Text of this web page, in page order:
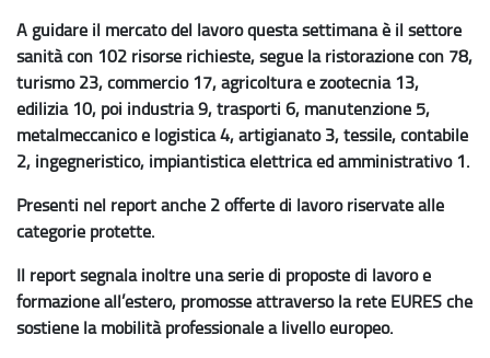
A guidare il mercato del lavoro questa settimana è il settore
sanità con 102 risorse richieste, segue la ristorazione con 78,
turismo 23, commercio 17, agricoltura e zootecnia 13,
edilizia 10, poi industria 9, trasporti 6, manutenzione 5,
metalmeccanico e logistica 4, artigianato 3, tessile, contabile
2, ingegneristico, impiantistica elettrica ed amministrativo 1.
Presenti nel report anche 2 offerte di lavoro riservate alle
categorie protette.
Il report segnala inoltre una serie di proposte di lavoro e
formazione all’estero, promosse attraverso la rete EURES che
sostiene la mobilità professionale a livello europeo.